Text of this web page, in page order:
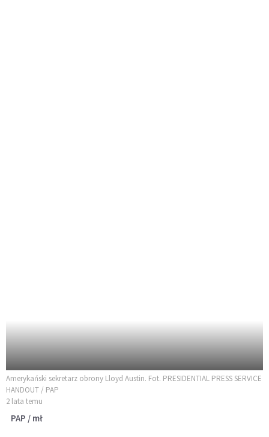
Amerykański sekretarz obrony Lloyd Austin. Fot. PRESIDENTIAL PRESS SERVICE
HANDOUT / PAP
2 lata temu
PAP / mł